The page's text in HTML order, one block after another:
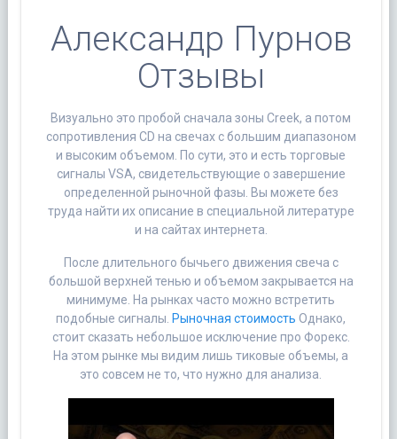
Александр Пурнов
Отзывы
Визуально это пробой сначала зоны Creek, а потом
сопротивления CD на свечах с большим диапазоном
и высоким объемом. По сути, это и есть торговые
сигналы VSA, свидетельствующие о завершение
определенной рыночной фазы. Вы можете без
труда найти их описание в специальной литературе
и на сайтах интернета.
После длительного бычьего движения свеча с
большой верхней тенью и объемом закрывается на
минимуме. На рынках часто можно встретить
подобные сигналы. Рыночная стоимость Однако,
стоит сказать небольшое исключение про Форекс.
На этом рынке мы видим лишь тиковые объемы, а
это совсем не то, что нужно для анализа.